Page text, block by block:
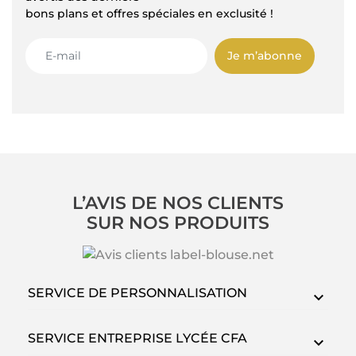
bons plans et offres spéciales en exclusité !
Je m’abonne
L’AVIS DE NOS CLIENTS
SUR NOS PRODUITS
SERVICE DE PERSONNALISATION
SERVICE ENTREPRISE LYCÉE CFA